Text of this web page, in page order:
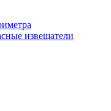
извещатели